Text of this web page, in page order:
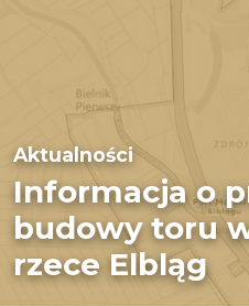
Aktualności
Informacja o
budowy toru
rzece Elbląg